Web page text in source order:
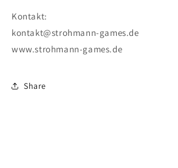
Kontakt:
kontakt@strohmann-games.de
www.strohmann-games.de
Share